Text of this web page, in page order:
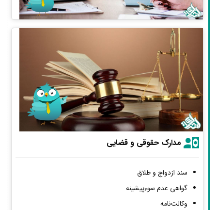
مدارک حقوقی و قضایی
سند ازدواج و طلاق
گواهی عدم سوءپیشینه
وکالت‌نامه